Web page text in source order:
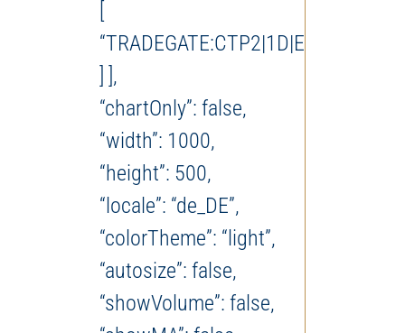
“TRADEGATE:CTP2|1D|EUR”
] ],
“chartOnly”: false,
“width”: 1000,
“height”: 500,
“locale”: “de_DE”,
“colorTheme”: “light”,
“autosize”: false,
“showVolume”: false,